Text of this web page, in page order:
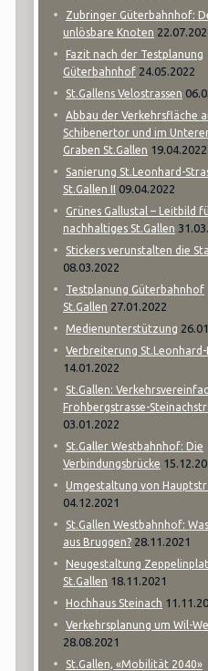
Zubringer Güterbahnhof:
unlösbare Knoten
Fazit nach der Testplanung
Güterbahnhof 24.05.2022
St.Gallens Velostrassen
Abbau der Verkehrsfläche
Schibenertor und im
Graben St.Gallen 19.04.2022
Sanierung St.Leonhard-
St.Gallen II 09.04.2022
Grünes Gallustal – Leitbild
nachhaltiges St.Gallen
Stickers verunstalten die
08.03.2022
Testplanung Güterbahnhof
St.Gallen 27.01.2022
Medienunterstützung
Verbreiterung St.Leonhard-
14.01.2022
St.Gallen:
Frohbergstrasse-
03.01.2022
St.Galler Westbahnhof: Die
Verbindungsbrücke
Umgestaltung von
04.12.2021
St.Gallen Westbahnhof:
aus Bruggen? 28.11.2021
Neugestaltung
St.Gallen 18.11.2021
Hochhaus Steinach
Verkehrsplanung um Wil-
28.08.2021
St.Gallen, «Mobilität 2040»